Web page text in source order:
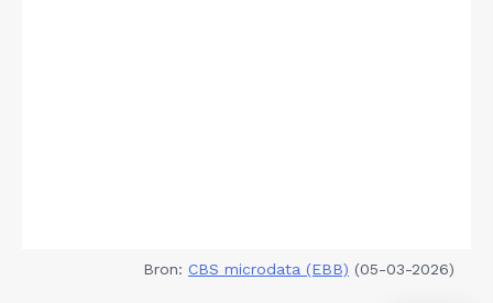
Bron: CBS microdata (EBB) (05-03-2026)